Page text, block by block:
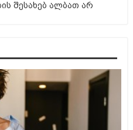
შესახებ ალბათ არ